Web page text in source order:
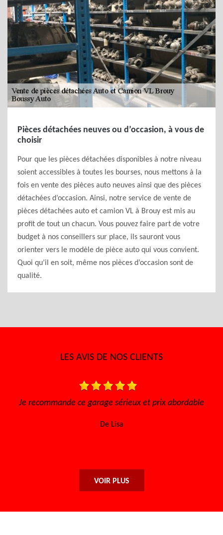
Pièces détachées neuves ou d’occasion, à vous de
choisir
Pour que les pièces détachées disponibles à notre niveau
soient accessibles à toutes les bourses, nous mettons à la
fois en vente des pièces auto neuves ainsi que des pièces
détachées d’occasion. Ainsi, notre service de vente de
pièces détachées auto et camion VL à Brouy est mis au
profit de tout un chacun. Vous pouvez faire part de votre
budget à nos conseillers sur place, ils sauront vous
orienter vers le modèle de pièce auto qui vous convient.
Quoi qu’il en soit, même nos pièces d’occasion sont de
qualité.
LES AVIS DE NOS CLIENTS
prix abordable
Très bon accueil Des gens
VOIR PLUS